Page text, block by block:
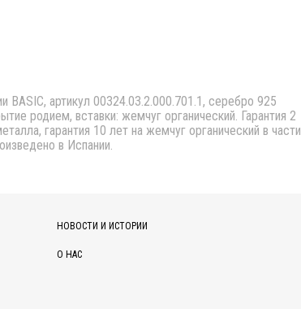
BASIC, артикул 00324.03.2.000.701.1, серебро 925
родием, вставки: жемчуг органический. Гарантия 2
гарантия 10 лет на жемчуг органический в части
в Испании.
НОВОСТИ И ИСТОРИИ
О НАС